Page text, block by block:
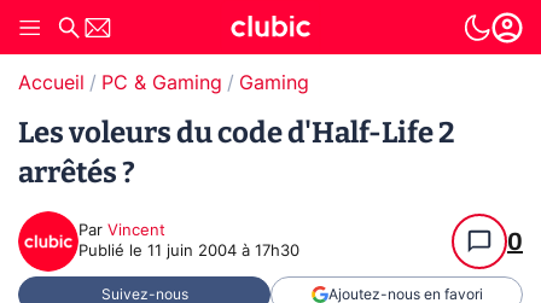
Accueil PC & Gaming Gaming
Les voleurs du code d'Half-Life 2
arrêtés ?
Par Vincent
Publié le 11 juin 2004 à 17h30 0
Suivez-nous Ajoutez-nous en favori